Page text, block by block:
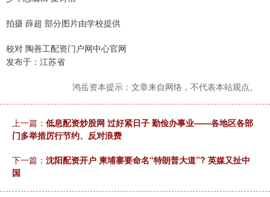
拍摄 薛超 部分图片由学校提供
校对 陶善工配资门户网中心官网
发布于：江苏省
鸿岳资本提示：文章来自网络，不代表本站观点。
上一篇： 低息配资炒股网 过好紧日子 勤俭办事业——各地区各部
门多举措厉行节约、反对浪费
下一篇： 沈阳配资开户 柬埔寨要命名“特朗普大道”? 英媒又扯中
国